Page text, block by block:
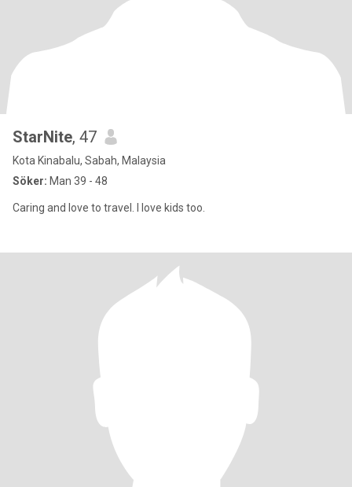
StarNite, 47
Kota Kinabalu, Sabah, Malaysia
Söker: Man 39 - 48
Caring and love to travel. I love kids too.